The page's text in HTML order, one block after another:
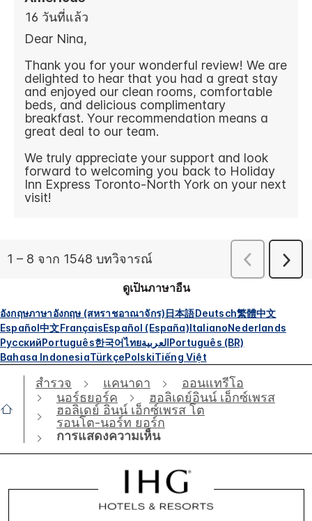
ดูเป็นภาษาอื่น
อังกฤษภาษาอังกฤษ (สหราชอาณาจักร)日本語Deutsch繁體中文
Español中文FrançaisEspañol (España)ItalianoNederlands
РусскийPortuguês한국어ไทยالعربيةPortuguês (BR)
Bahasa IndonesiaTürkçePolskiTiếng Việt
สำรวจ แคนาดา
ออนแทรีโอ
นอร์ธยอร์ค
ฮอลิเดย์อินน์ เอ็กซ์เพรส
ฮอลิเดย์ อินน์ เอ็กซ์เพรส โต
รอนโต-นอร์ท ยอร์ก
การแสดงความเห็น